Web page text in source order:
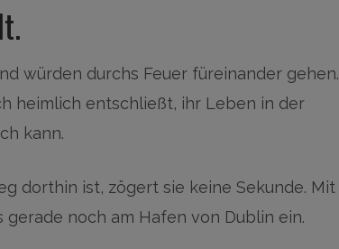
würden durchs Feuer füreinander gehen.
heimlich entschließt, ihr Leben in der
kann.
dorthin ist, zögert sie keine Sekunde. Mit
noch am Hafen von Dublin ein.